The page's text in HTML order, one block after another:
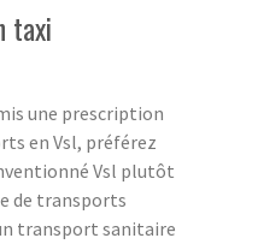
taxi
une prescription
en Vsl, préférez
Vsl plutôt
de transports
transport sanitaire